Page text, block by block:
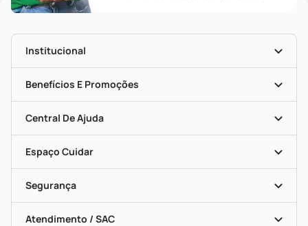
Institucional
História
Nossas Lojas
Mapa De Categorias
Blog Da PP
Seja Uma Loja Parceira
Benefícios E Promoções
Clube PP
Convênios
Programa Popular Do Brasil
Encarte De Ofertas
Dermaclub
Descontos De Laboratório (PBM)
Cupons E Ofertas
Central De Ajuda
Entrega
Recompra Programada
Compras Com Receita
Alomed (tele-Entrega)
Formas De Pagamento
Troca E Devolução
Bulas De A A Z
Políticas De Marketplace
Espaço Cuidar
Vacinas
Serviços Farmacêuticos
Testes Rápidos
Autoteste Covid-19
Segurança
Certificado De Segurança
Portal Da Privacidade
Atendimento / SAC